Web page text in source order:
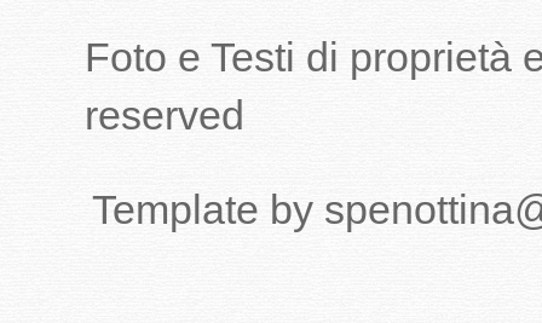
Foto e Testi di proprietà
reserved
Template by